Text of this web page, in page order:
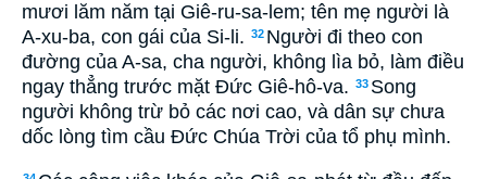
mươi lăm năm tại Giê-ru-sa-lem; tên mẹ người là
A-xu-ba, con gái của Si-li. 32 Người đi theo con
đường của A-sa, cha người, không lìa bỏ, làm điều
ngay thẳng trước mặt Ðức Giê-hô-va. 33 Song
người không trừ bỏ các nơi cao, và dân sự chưa
dốc lòng tìm cầu Ðức Chúa Trời của tổ phụ mình.